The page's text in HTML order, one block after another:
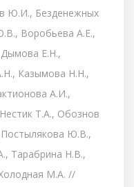
Ю.И., Безденежных
Воробьева А.Е.,
Е.Н.,
Казымова Н.Н.,
А.И.,
Т.А., Обознов
Ю.В.,
Тарабрина Н.В.,
М.А. //